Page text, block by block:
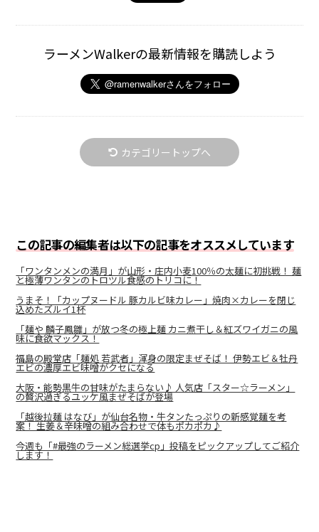
ラーメンWalkerの最新情報を購読しよう
カテゴリートップへ
この記事の編集者は以下の記事をオススメしています
「ワンタンメンの満月」が山形・庄内小麦100％の太麺に初挑戦！ 麺
と極薄ワンタンのトロツル食感のトリコに！
うまそ！「カップヌードル 豚カルビ味カレー」焼肉×カレーを閉じ
込めたズルイ1杯
「麺や 麟子鳳雛」が放つ冬の極上麺 カニ煮干し＆紅ズワイガニの風
味に食欲マックス！
福島の殿堂店「麺処 若武者」渾身の限定まぜそば！ 伊勢エビ＆牡丹
エビの濃厚エビ味噌がクセになる
大阪・能勢黒牛の甘味がたまらない♪ 人気店「スター☆ラーメン」
の贅沢過ぎるユッケ風まぜそばが登場
「越後拉麺 はなび」が仙台名物・牛タンたっぷりの新感覚麺を考
案！ 生姜＆辛味噌の組み合わせで体もポカポカ♪
今週も「#最強のラーメン総選挙cp」投稿をピックアップしてご紹介
します！